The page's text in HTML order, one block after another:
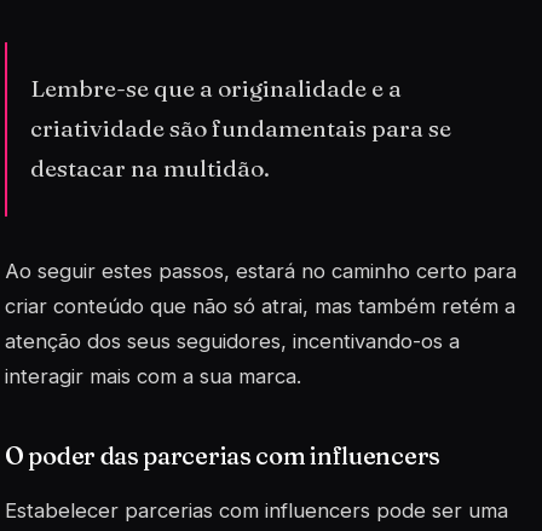
Lembre-se que a originalidade e a
criatividade são fundamentais para se
destacar na multidão.
Ao seguir estes passos, estará no caminho certo para
criar conteúdo que não só atrai, mas também retém a
atenção dos seus seguidores, incentivando-os a
interagir mais com a sua marca.
O poder das parcerias com influencers
Estabelecer parcerias com influencers pode ser uma